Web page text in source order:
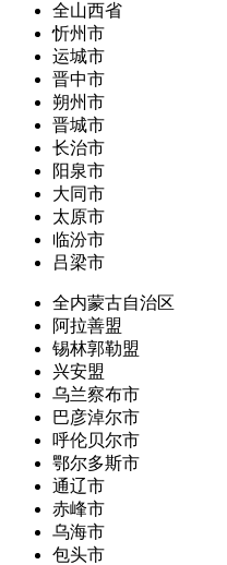
全山西省
忻州市
运城市
晋中市
朔州市
晋城市
长治市
阳泉市
大同市
太原市
临汾市
吕梁市
全内蒙古自治区
阿拉善盟
锡林郭勒盟
兴安盟
乌兰察布市
巴彦淖尔市
呼伦贝尔市
鄂尔多斯市
通辽市
赤峰市
乌海市
包头市